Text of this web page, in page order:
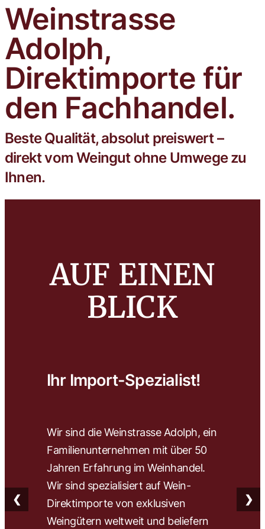
Trophy mit der Goldmedaille
ausgezeichnet.
Weinstrasse
Adolph,
Direktimporte für
den Fachhandel.
Beste Qualität, absolut preiswert –
direkt vom Weingut ohne Umwege zu
Ihnen.
AUF EINEN
BLICK
❮
Ihr Import-Spezialist!
Wir sind die Weinstrasse Adolph, ein
Familienunternehmen mit über 50
Jahren Erfahrung im Weinhandel.
Wir sind spezialisiert auf Wein-
Direktimporte von exklusiven
Weingütern weltweit und beliefern
❯